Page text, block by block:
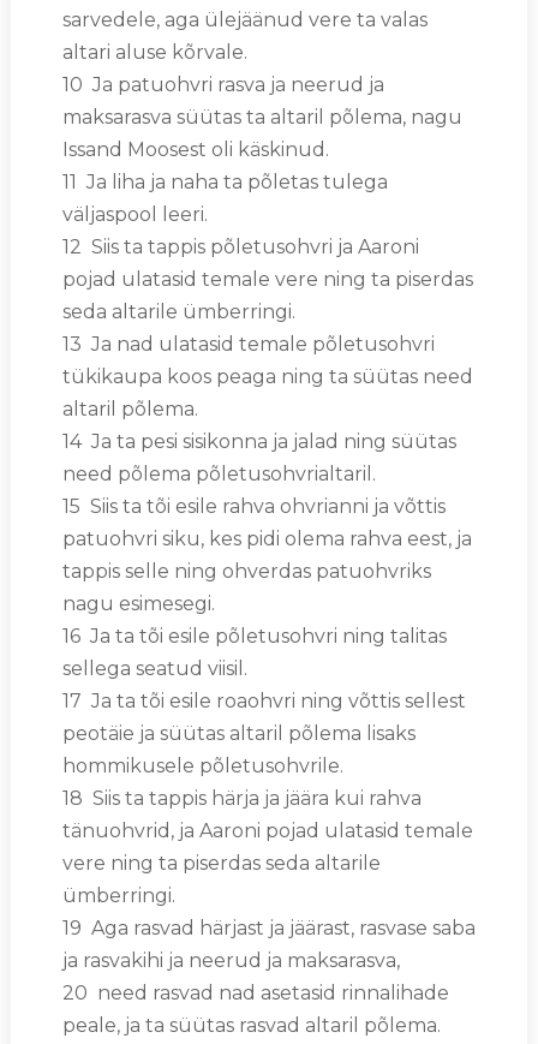
sarvedele, aga ülejäänud vere ta valas
altari aluse kõrvale.
10 Ja patuohvri rasva ja neerud ja
maksarasva süütas ta altaril põlema, nagu
Issand Moosest oli käskinud.
11 Ja liha ja naha ta põletas tulega
väljaspool leeri.
12 Siis ta tappis põletusohvri ja Aaroni
pojad ulatasid temale vere ning ta piserdas
seda altarile ümberringi.
13 Ja nad ulatasid temale põletusohvri
tükikaupa koos peaga ning ta süütas need
altaril põlema.
14 Ja ta pesi sisikonna ja jalad ning süütas
need põlema põletusohvrialtaril.
15 Siis ta tõi esile rahva ohvrianni ja võttis
patuohvri siku, kes pidi olema rahva eest, ja
tappis selle ning ohverdas patuohvriks
nagu esimesegi.
16 Ja ta tõi esile põletusohvri ning talitas
sellega seatud viisil.
17 Ja ta tõi esile roaohvri ning võttis sellest
peotäie ja süütas altaril põlema lisaks
hommikusele põletusohvrile.
18 Siis ta tappis härja ja jäära kui rahva
tänuohvrid, ja Aaroni pojad ulatasid temale
vere ning ta piserdas seda altarile
ümberringi.
19 Aga rasvad härjast ja jäärast, rasvase saba
ja rasvakihi ja neerud ja maksarasva,
20 need rasvad nad asetasid rinnalihade
peale, ja ta süütas rasvad altaril põlema.